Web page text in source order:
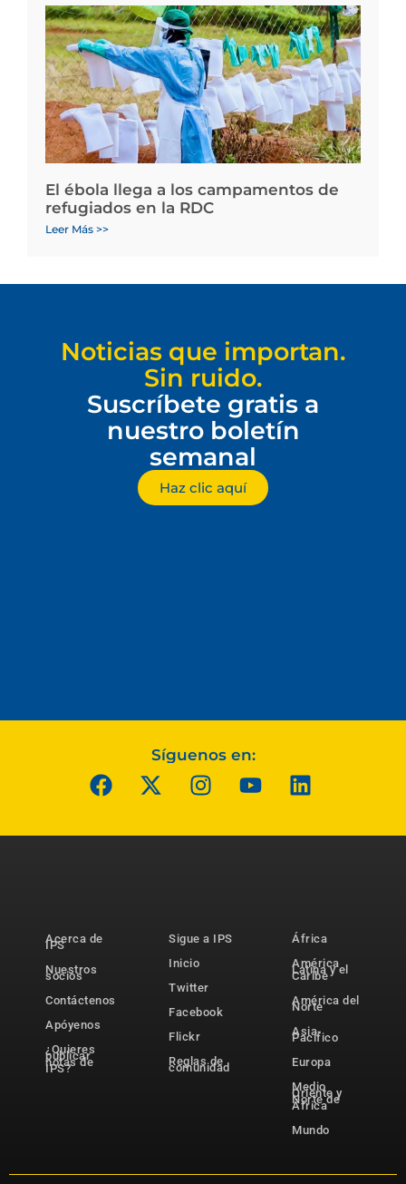
El ébola llega a los campamentos de
refugiados en la RDC
Leer Más >>
Noticias que importan.
Sin ruido.
Suscríbete gratis a
nuestro boletín
semanal
Haz clic aquí
Síguenos en:
Acerca de
IPS
Nuestros
socios
Contáctenos
Apóyenos
¿Quieres
publicar
notas de
IPS?
Sigue a IPS
Inicio
Twitter
Facebook
Flickr
Reglas de
comunidad
África
América
Latina y el
Caribe
América del
Norte
Asia-
Pacífico
Europa
Medio
Oriente y
Norte de
África
Mundo